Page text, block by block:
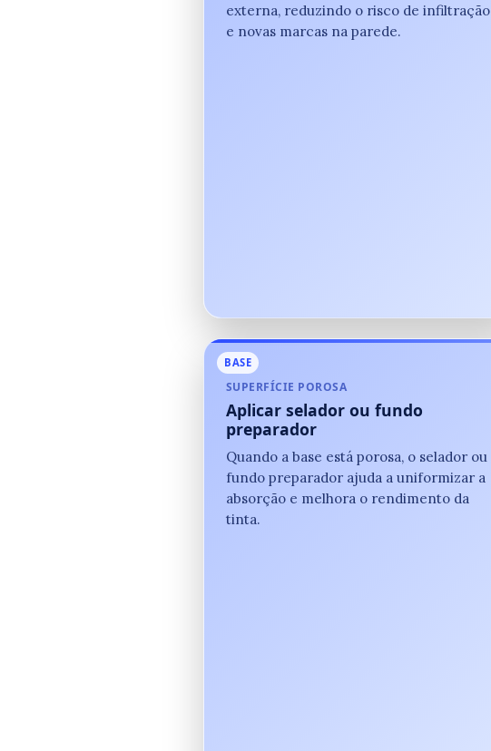
externa, reduzindo o risco de infiltração
e novas marcas na parede.
BASE
SUPERFÍCIE POROSA
Aplicar selador ou fundo
preparador
Quando a base está porosa, o selador ou
fundo preparador ajuda a uniformizar a
absorção e melhora o rendimento da
tinta.